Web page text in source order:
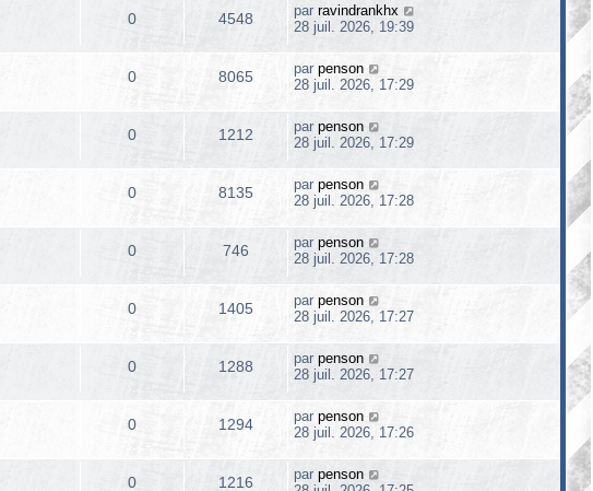
0 4548 par ravindrankhx
28 juil. 2026, 19:39
0 8065 par penson
28 juil. 2026, 17:29
0 1212 par penson
28 juil. 2026, 17:29
0 8135 par penson
28 juil. 2026, 17:28
0 746 par penson
28 juil. 2026, 17:28
0 1405 par penson
28 juil. 2026, 17:27
0 1288 par penson
28 juil. 2026, 17:27
0 1294 par penson
28 juil. 2026, 17:26
0 1216 par penson